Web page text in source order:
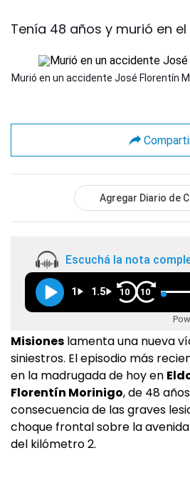
Tenía 48 años y murió en
Murió en un accidente José Florentín
Agregar Diario de
Escuchá la nota
1 1.5 10 10
Misiones lamenta una nueva
siniestros. El episodio más
en la madrugada de hoy en
Florentín Morinigo, de 48
consecuencia de las graves
choque frontal sobre la
del kilómetro 2.